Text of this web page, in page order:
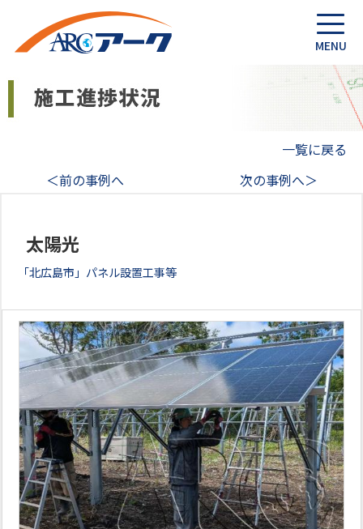
一覧に戻る
＜前の事例へ
次の事例へ＞
太陽光
「北広島市」パネル設置工事等